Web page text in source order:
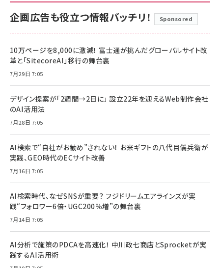
企画広告も役立つ情報バッチリ！ Sponsored
10万ページを8,000に激減！ 富士通が挑んだグローバルサイト改
革と「SitecoreAI」移行の舞台裏
7月29日 7:05
デザイン提案が「2週間→2日に」 設立22年を迎えるWeb制作会社
のAI活用法
7月28日 7:05
AI検索で“自社がお勧め”されない！ お米ギフトの八代目儀兵衛が
実践、GEO時代のECサイト改善
7月16日 7:05
AI検索時代、なぜSNSが重要？ フジドリームエアラインズが実
践“フォロワー6倍・UGC200％増”の舞台裏
7月14日 7:05
AI分析で施策のPDCAを高速化！ 中川政七商店とSprocketが実
践するAI活用術